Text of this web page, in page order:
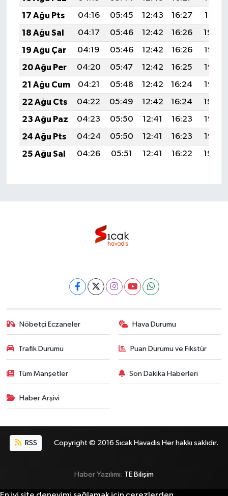
17 Ağu Pts
04:16 05:45 12:43 16:27
19:31
18 Ağu Sal
04:17 05:46 12:42 16:26
19:29
19 Ağu Çar
04:19 05:46 12:42 16:26
19:28
20 Ağu Per
04:20 05:47 12:42 16:25
19:27
21 Ağu Cum
04:21 05:48 12:42 16:24
19:26
22 Ağu Cts
04:22 05:49 12:42 16:24
19:24
23 Ağu Paz
04:23 05:50 12:41 16:23
19:23
24 Ağu Pts
04:24 05:50 12:41 16:23
19:22
25 Ağu Sal
04:26 05:51 12:41 16:22 19:20
Nöbetçi Eczaneler Hava Durumu
Trafik Durumu Puan Durumu ve Fikstür
Tüm Manşetler Son Dakika Haberleri
Haber Arşivi
RSS Copyright © 2016 Sıcak Havadis Her hakkı saklıdır.
Haber Yazılımı: TE Bilişim